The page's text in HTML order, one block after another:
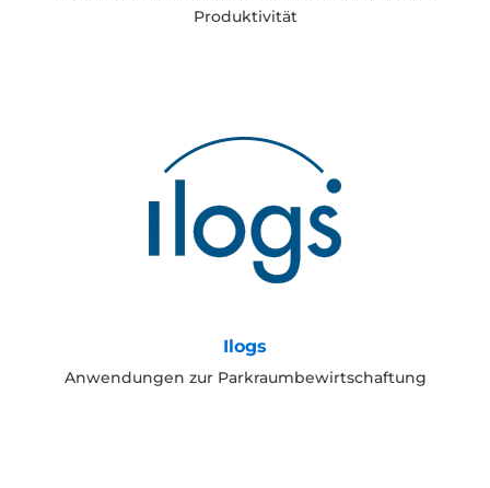
Produktivität
Ilogs
Anwendungen zur Parkraumbewirtschaftung